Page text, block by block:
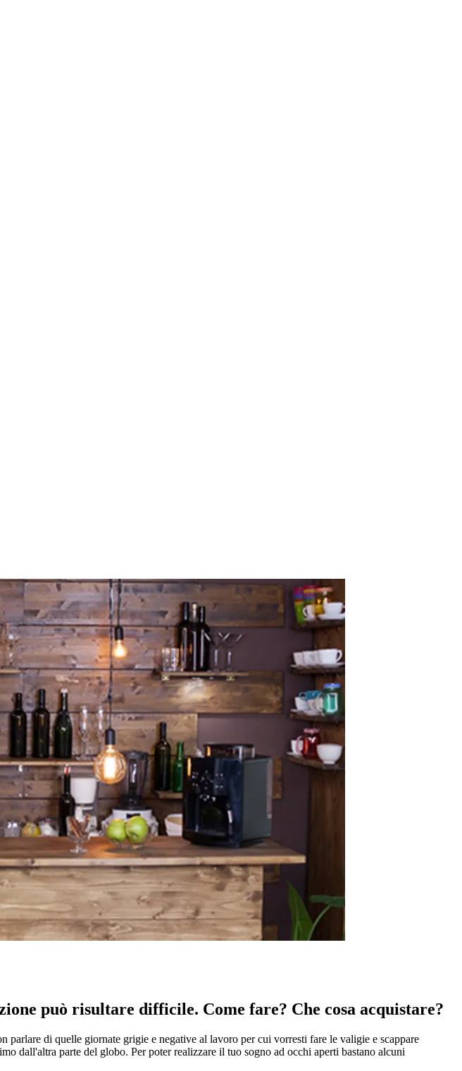
può risultare difficile. Come fare? Che cosa acquistare?
di quelle giornate grigie e negative al lavoro per cui vorresti fare le valigie e scappare
dall'altra parte del globo. Per poter realizzare il tuo sogno ad occhi aperti bastano alcuni